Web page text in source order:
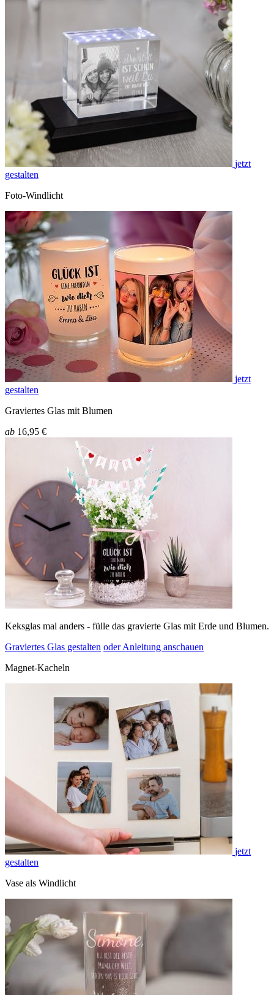
jetzt
gestalten
Foto-Windlicht
jetzt
gestalten
Graviertes Glas mit Blumen
ab 16,95 €
Keksglas mal anders - fülle das gravierte Glas mit Erde und Blumen.
Graviertes Glas gestalten oder Anleitung anschauen
Magnet-Kacheln
jetzt
gestalten
Vase als Windlicht